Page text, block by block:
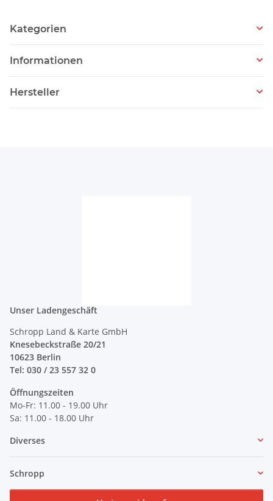
Kategorien
Informationen
Hersteller
Unser Ladengeschäft
Schropp Land & Karte GmbH
Knesebeckstraße 20/21
10623 Berlin
Tel: 030 / 23 557 32 0
Öffnungszeiten
Mo-Fr: 11.00 - 19.00 Uhr
Sa: 11.00 - 18.00 Uhr
Diverses
Schropp